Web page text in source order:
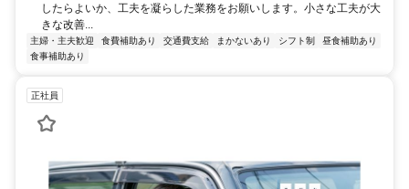
したらよいか、工夫を凝らした業務をお願いします。小さな工夫が大
きな改善...
主婦・主夫歓迎 食費補助あり 交通費支給 まかないあり シフト制
昼食補助あり
食事補助あり
正社員